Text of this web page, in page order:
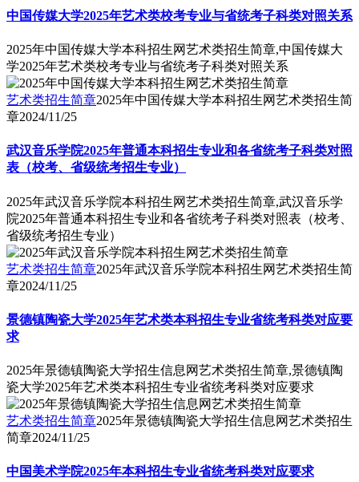
中国传媒大学2025年艺术类校考专业与省统考子科类对照关系
2025年中国传媒大学本科招生网艺术类招生简章,中国传媒大
学2025年艺术类校考专业与省统考子科类对照关系
艺术类招生简章2025年中国传媒大学本科招生网艺术类招生简
章2024/11/25
武汉音乐学院2025年普通本科招生专业和各省统考子科类对照
表（校考、省级统考招生专业）
2025年武汉音乐学院本科招生网艺术类招生简章,武汉音乐学
院2025年普通本科招生专业和各省统考子科类对照表（校考、
省级统考招生专业）
艺术类招生简章2025年武汉音乐学院本科招生网艺术类招生简
章2024/11/25
景德镇陶瓷大学2025年艺术类本科招生专业省统考科类对应要
求
2025年景德镇陶瓷大学招生信息网艺术类招生简章,景德镇陶
瓷大学2025年艺术类本科招生专业省统考科类对应要求
艺术类招生简章2025年景德镇陶瓷大学招生信息网艺术类招生
简章2024/11/25
中国美术学院2025年本科招生专业省统考科类对应要求